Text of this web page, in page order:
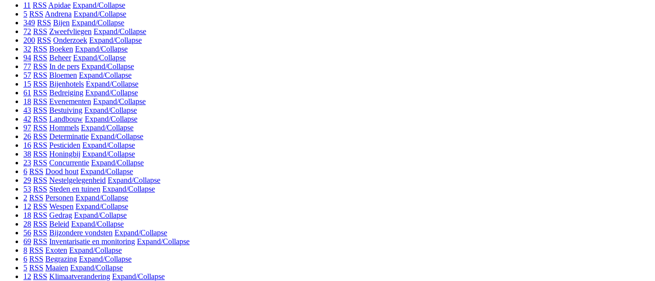
11 RSS Apidae Expand/Collapse
5 RSS Andrena Expand/Collapse
349 RSS Bijen Expand/Collapse
72 RSS Zweefvliegen Expand/Collapse
200 RSS Onderzoek Expand/Collapse
32 RSS Boeken Expand/Collapse
94 RSS Beheer Expand/Collapse
77 RSS In de pers Expand/Collapse
57 RSS Bloemen Expand/Collapse
15 RSS Bijenhotels Expand/Collapse
61 RSS Bedreiging Expand/Collapse
18 RSS Evenementen Expand/Collapse
43 RSS Bestuiving Expand/Collapse
42 RSS Landbouw Expand/Collapse
97 RSS Hommels Expand/Collapse
26 RSS Determinatie Expand/Collapse
16 RSS Pesticiden Expand/Collapse
38 RSS Honingbij Expand/Collapse
23 RSS Concurrentie Expand/Collapse
6 RSS Dood hout Expand/Collapse
29 RSS Nestelgelegenheid Expand/Collapse
53 RSS Steden en tuinen Expand/Collapse
2 RSS Personen Expand/Collapse
12 RSS Wespen Expand/Collapse
18 RSS Gedrag Expand/Collapse
28 RSS Beleid Expand/Collapse
56 RSS Bijzondere vondsten Expand/Collapse
69 RSS Inventarisatie en monitoring Expand/Collapse
8 RSS Exoten Expand/Collapse
6 RSS Begrazing Expand/Collapse
5 RSS Maaien Expand/Collapse
12 RSS Klimaatverandering Expand/Collapse